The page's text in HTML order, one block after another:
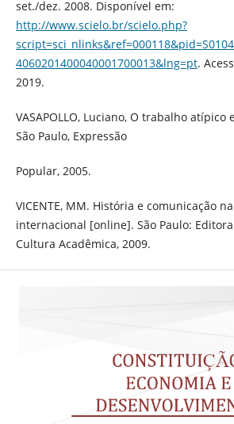
set./dez. 2008. Disponível em:
http://www.scielo.br/scielo.php?
4060201400040001700013&lng=pt.
2019.
VASAPOLLO, Luciano, O trabalho atípico
São Paulo, Expressão
Popular, 2005.
VICENTE, MM. História e comunicação
internacional [online]. São Paulo: Editora
Cultura Acadêmica, 2009.